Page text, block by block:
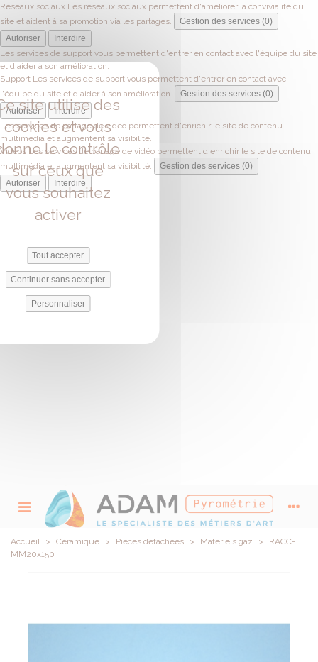
Réseaux sociaux Les réseaux sociaux permettent d'améliorer la convivialité du
site et aident à sa promotion via les partages.
Gestion des services (0)
Autoriser
Interdire
Les services de support vous permettent d'entrer en contact avec l'équipe du site
et d'aider à son amélioration.
Support Les services de support vous permettent d'entrer en contact avec
l'équipe du site et d'aider à son amélioration.
Gestion des services (0)
Autoriser
Interdire
Les services de partage de vidéo permettent d'enrichir le site de contenu
multimédia et augmentent sa visibilité.
Vidéos Les services de partage de vidéo permettent d'enrichir le site de contenu
multimédia et augmentent sa visibilité.
Gestion des services (0)
Autoriser
Interdire
site utilise des
cookies et vous
le contrôle
sur ceux que
vous souhaitez
activer
Tout accepter
Continuer sans accepter
Personnaliser
Accueil > Céramique > Pièces détachées > Matériels gaz >
RACC-
MM20x150